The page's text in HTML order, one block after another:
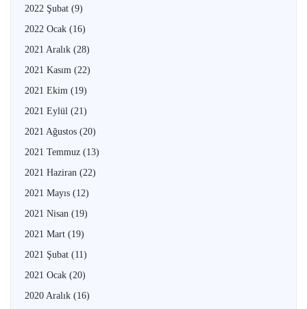
2022 Şubat (9)
2022 Ocak (16)
2021 Aralık (28)
2021 Kasım (22)
2021 Ekim (19)
2021 Eylül (21)
2021 Ağustos (20)
2021 Temmuz (13)
2021 Haziran (22)
2021 Mayıs (12)
2021 Nisan (19)
2021 Mart (19)
2021 Şubat (11)
2021 Ocak (20)
2020 Aralık (16)